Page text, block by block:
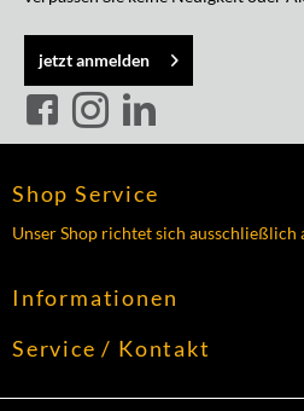
jetzt anmelden
Shop Service
Unser Shop richtet sich ausschließlich
Informationen
Service / Kontakt